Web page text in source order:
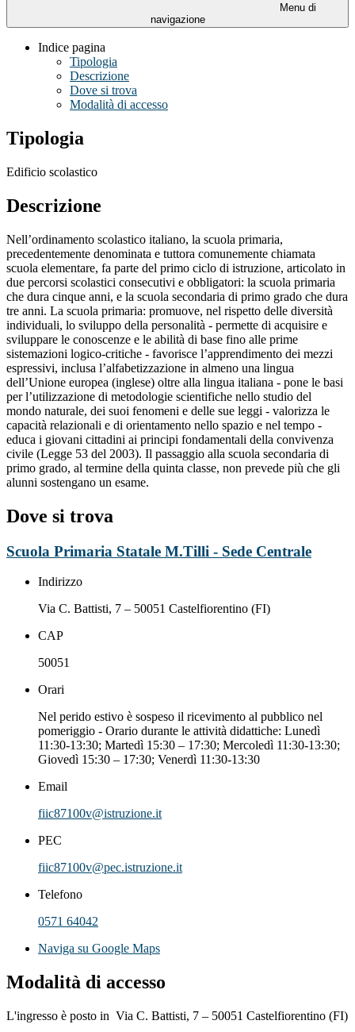
Menu di
navigazione
Indice pagina
Tipologia
Descrizione
Dove si trova
Modalità di accesso
Tipologia
Edificio scolastico
Descrizione
Nell’ordinamento scolastico italiano, la scuola primaria,
precedentemente denominata e tuttora comunemente chiamata
scuola elementare, fa parte del primo ciclo di istruzione, articolato in
due percorsi scolastici consecutivi e obbligatori: la scuola primaria
che dura cinque anni, e la scuola secondaria di primo grado che dura
tre anni. La scuola primaria: promuove, nel rispetto delle diversità
individuali, lo sviluppo della personalità - permette di acquisire e
sviluppare le conoscenze e le abilità di base fino alle prime
sistemazioni logico-critiche - favorisce l’apprendimento dei mezzi
espressivi, inclusa l’alfabetizzazione in almeno una lingua
dell’Unione europea (inglese) oltre alla lingua italiana - pone le basi
per l’utilizzazione di metodologie scientifiche nello studio del
mondo naturale, dei suoi fenomeni e delle sue leggi - valorizza le
capacità relazionali e di orientamento nello spazio e nel tempo -
educa i giovani cittadini ai principi fondamentali della convivenza
civile (Legge 53 del 2003). Il passaggio alla scuola secondaria di
primo grado, al termine della quinta classe, non prevede più che gli
alunni sostengano un esame.
Dove si trova
Scuola Primaria Statale M.Tilli - Sede Centrale
Indirizzo
Via C. Battisti, 7 – 50051 Castelfiorentino (FI)
CAP
50051
Orari
Nel perido estivo è sospeso il ricevimento al pubblico nel
pomeriggio - Orario durante le attività didattiche: Lunedì
11:30-13:30; Martedì 15:30 – 17:30; Mercoledì 11:30-13:30;
Giovedì 15:30 – 17:30; Venerdì 11:30-13:30
Email
fiic87100v@istruzione.it
PEC
fiic87100v@pec.istruzione.it
Telefono
0571 64042
Naviga su Google Maps
Modalità di accesso
L'ingresso è posto in Via C. Battisti, 7 – 50051 Castelfiorentino (FI)